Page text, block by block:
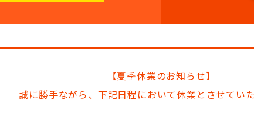
【夏季休業のお知らせ】
誠に勝手ながら、下記日程において休業とさせていた